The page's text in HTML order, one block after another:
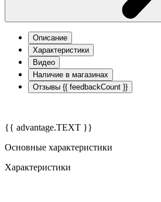
Описание
Характеристики
Видео
Наличие в магазинах
Отзывы {{ feedbackCount }}
{{ advantage.TEXT }}
Основные характеристики
Характеристики